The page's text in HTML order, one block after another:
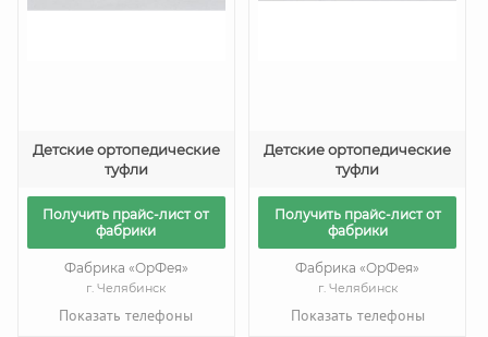
Детские ортопедические
туфли
Получить прайс-лист от
фабрики
Фабрика «ОрФея»
г. Челябинск
Показать телефоны
Детские ортопедические
туфли
Получить прайс-лист от
фабрики
Фабрика «ОрФея»
г. Челябинск
Показать телефоны